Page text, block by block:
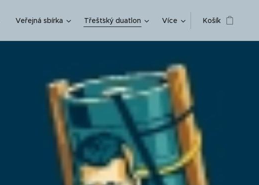
Veřejná sbírka Třešťský duatlon Více Košík